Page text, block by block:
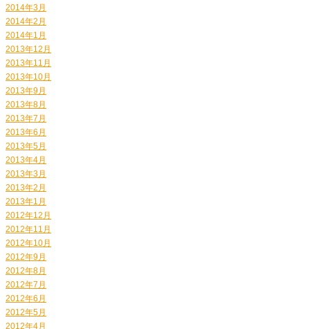
2014年3月
2014年2月
2014年1月
2013年12月
2013年11月
2013年10月
2013年9月
2013年8月
2013年7月
2013年6月
2013年5月
2013年4月
2013年3月
2013年2月
2013年1月
2012年12月
2012年11月
2012年10月
2012年9月
2012年8月
2012年7月
2012年6月
2012年5月
2012年4月